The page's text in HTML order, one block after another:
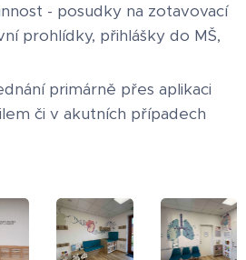
- posudky na zotavovací
prohlídky, přihlášky do MŠ,
primárně přes aplikaci
či v akutních případech